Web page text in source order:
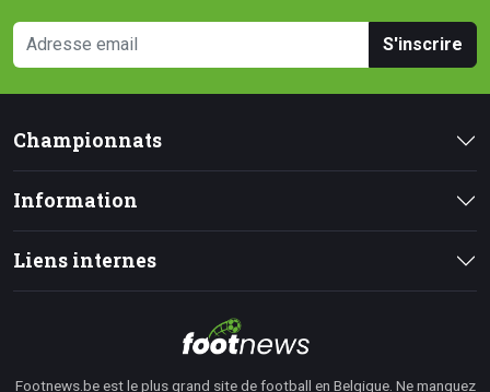
S'inscrire
Championnats
Information
Liens internes
Footnews.be est le plus grand site de football en Belgique. Ne manquez